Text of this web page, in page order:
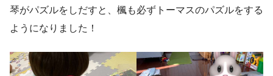
琴がパズルをしだすと、楓も必ずトーマスのパズルをする
ようになりました！